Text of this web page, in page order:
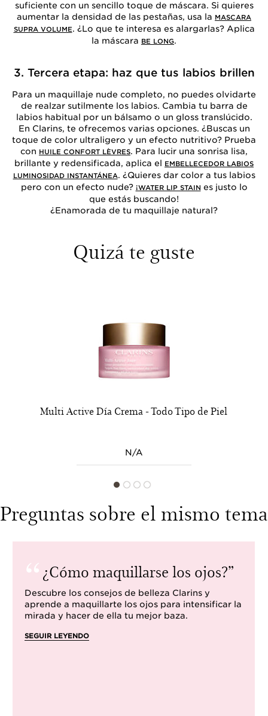
suficiente con un sencillo toque de máscara. Si quieres
aumentar la densidad de las pestañas, usa la MASCARA
SUPRA VOLUME. ¿Lo que te interesa es alargarlas? Aplica
la máscara BE LONG.
3. Tercera etapa: haz que tus labios brillen
Para un maquillaje nude completo, no puedes olvidarte
de realzar sutilmente los labios. Cambia tu barra de
labios habitual por un bálsamo o un gloss translúcido.
En Clarins, te ofrecemos varias opciones. ¿Buscas un
toque de color ultraligero y un efecto nutritivo? Prueba
con HUILE CONFORT LÈVRES. Para lucir una sonrisa lisa,
brillante y redensificada, aplica el EMBELLECEDOR LABIOS
LUMINOSIDAD INSTANTÁNEA. ¿Quieres dar color a tus labios
pero con un efecto nude? ¡WATER LIP STAIN es justo lo
que estás buscando!
¿Enamorada de tu maquillaje natural?
Quizá te guste
Multi Active Día Crema - Todo Tipo de Piel
N/A
Preguntas sobre el mismo tema
¿Cómo maquillarse los ojos?
Descubre los consejos de belleza Clarins y
aprende a maquillarte los ojos para intensificar la
mirada y hacer de ella tu mejor baza.
SEGUIR LEYENDO